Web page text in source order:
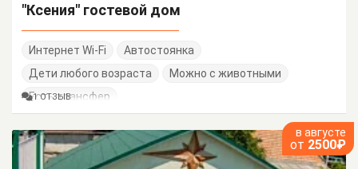
"Ксения" гостевой дом
Интернет Wi-Fi
Автостоянка
Дети любого возраста
Можно с животными
Есть трансфер
1 ОТЗЫВ
в августе
от 2500₽